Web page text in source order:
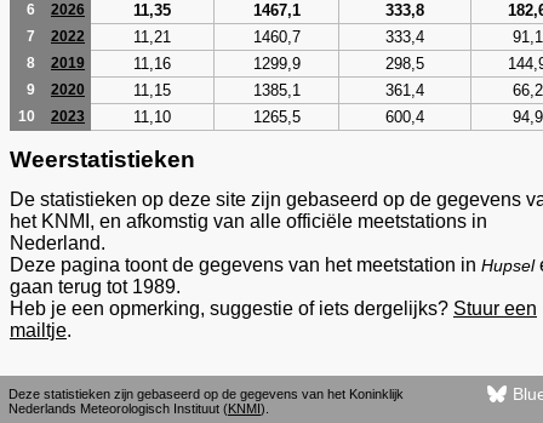
6 2026 11,35 1467,1 333,8
7 2022 11,21 1460,7 333,4 91,1
8 2019 11,16 1299,9 298,5
9 2020 11,15 1385,1 361,4 66,2
10 2023 11,10 1265,5 600,4 94,9
Weerstatistieken
De statistieken op deze site zijn gebaseerd op de gegevens
het KNMI, en afkomstig van alle officiële meetstations in
Nederland.
Deze pagina toont de gegevens van het meetstation in Hupsel
gaan terug tot 1989.
Heb je een opmerking, suggestie of iets dergelijks? Stuur een
mailtje.
Deze statistieken zijn gebaseerd op de gegevens van het Koninklijk
Nederlands Meteorologisch Instituut (KNMI).